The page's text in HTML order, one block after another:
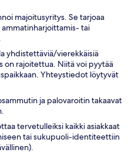
majoitusyritys. Se tarjoaa
tai
yhdistettäviä/vierekkäisiä
on rajoitettua. Niitä voi pyytää
Yhteystiedot löytyvät
ja palovaroitin takaavat
tervetulleiksi kaikki asiakkaat
tai sukupuoli-identiteettiin